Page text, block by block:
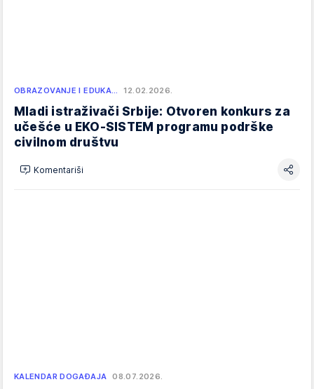
OBRAZOVANJE I EDUKA… 12.02.2026.
Mladi istraživači Srbije: Otvoren konkurs za
učešće u EKO-SISTEM programu podrške
civilnom društvu
Komentariši
KALENDAR DOGAĐAJA 08.07.2026.